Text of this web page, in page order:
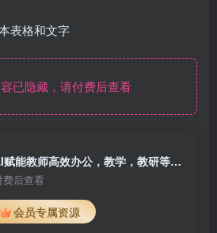
表格和文字
已隐藏，请付费后查看
2024AI赋能高阶课：AI赋能教师高效办公，教学，教研等（87节）
费后查看
会员专属资源